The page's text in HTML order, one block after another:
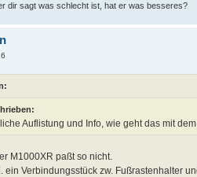
dir sagt was schlecht ist, hat er was besseres?
Auflistung und Info, wie geht das mit
M1000XR paßt so nicht.
ein Verbindungsstück zw. Fußrastenhalter